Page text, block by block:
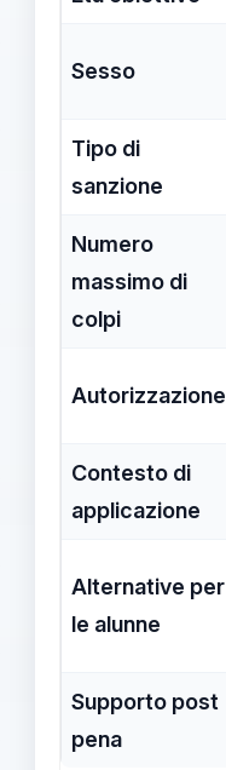
Sesso
Tipo di
sanzione
Numero
massimo di
colpi
Autorizzazione
Contesto di
applicazione
Alternative per
le alunne
Supporto post
pena